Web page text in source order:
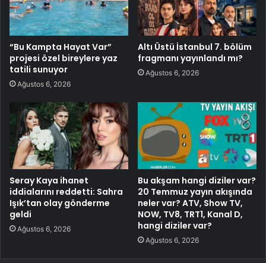
“Bu Kampta Hayat Var”
projesi özel bireylere yaz
tatili sunuyor
Ağustos 6, 2026
Altı Üstü İstanbul 7. bölüm
fragmanı yayınlandı mı?
Ağustos 6, 2026
Seray Kaya ihanet
iddialarını reddetti: Sahra
Işık’tan olay gönderme
geldi
Ağustos 6, 2026
Bu akşam hangi diziler var?
20 Temmuz yayın akışında
neler var? ATV, Show TV,
NOW, TV8, TRT1, Kanal D,
hangi diziler var?
Ağustos 6, 2026